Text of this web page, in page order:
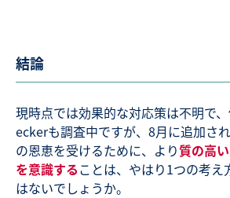
結論
現時点では効果的な対応策は不明で
eckerも調査中ですが、8月に追加さ
の恩恵を受けるために、より質の高
を意識することは、やはり1つの考え
はないでしょうか。